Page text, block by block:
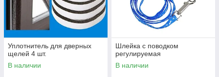
Уплотнитель для дверных
щелей 4 шт.
В наличии
Шлейка с поводком
регулируемая
В наличии